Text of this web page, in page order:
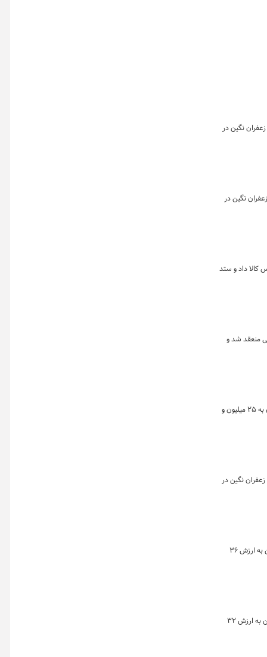
بازارهای گواهی، آتی و صندوق نشان می دهد که روز گذشته تقریبا معادل ۲۲۸ کیلوگرم زعفران نگین در
بازارهای گواهی، آتی و صندوق نشان می دهد که روز گذشته تقریبا معادل ۱۰۰ کیلوگرم زعفران نگین در
۱۹۰ میلیارد تومان در بازار آتی بورس کالا داد و ستد
ماه نشان می دهد که در هفته گذشته بیش از ۷۴ هزار قراردادآتی منعقد شد و
خلاصه معاملات بازار زعفران در روز ۲۶ فروردین ماه به تفکیک بازارهای گواهی، آتی و صندوق نشان می‌دهد که حجم معاملات صندوق‌های مبتنی بر زعفران به ۲۵ میلیون و
تفکیک بازارهای گواهی، آتی و صندوق نشان می دهد که روز گذشته تقریبا معادل ۵۱۷ کیلوگرم زعفران نگین در
خلاصه معاملات بازار زعفران در روز ۲۴ فروردین ماه به تفکیک بازارهای گواهی، آتی و صندوق نشان می‌دهد که در این روز معادل ۳۲۶ کیلوگرم زعفران نگین به ارزش ۳۶
خلاصه معاملات بازار زعفران در روز ۲۳ فروردین ماه به تفکیک بازارهای گواهی، آتی و صندوق نشان می دهد که در این روز معادل ۲۷۶ کیلوگرم زعفران نگین به ارزش ۳۲